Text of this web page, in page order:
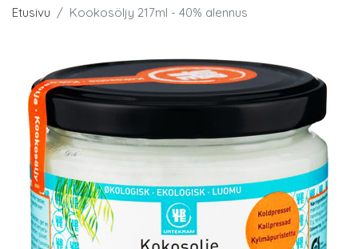
Etusivu Kookosöljy 217ml - 40% alennus